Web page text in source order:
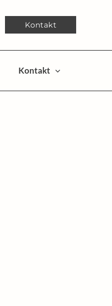
Kontakt
Kontakt